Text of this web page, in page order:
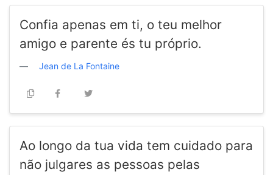
Confia apenas em ti, o teu melhor
amigo e parente és tu próprio.
Jean de La Fontaine
Ao longo da tua vida tem cuidado para
não julgares as pessoas pelas